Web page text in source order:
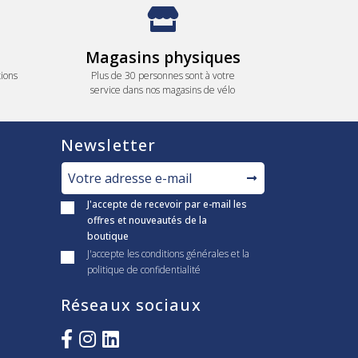
Magasins physiques
Plus de 30 personnes sont à votre
service dans nos magasins de vélo
Newsletter
J'accepte de recevoir par e-mail les
offres et nouveautés de la
boutique
J'accepte les conditions générales et la
politique de confidentialité
Réseaux sociaux